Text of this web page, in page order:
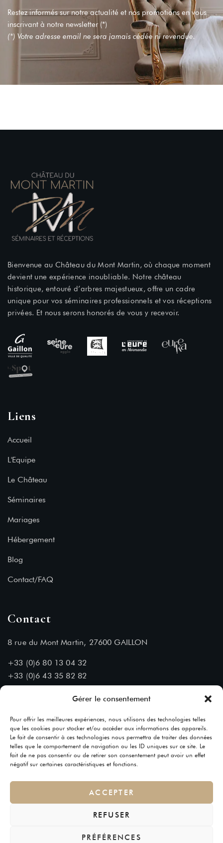
Gérer le consentement
Pour offrir les meilleures expériences, nous utilisons des technologies telles
que les cookies pour stocker et/ou accéder aux informations des appareils.
Le fait de consentir à ces technologies nous permettra de traiter des données
telles que le comportement de navigation ou les ID uniques sur ce site. Le
fait de ne pas consentir ou de retirer son consentement peut avoir un effet
négatif sur certaines caractéristiques et fonctions.
ACCEPTER
REFUSER
PRÉFÉRENCES
Restez informés sur notre actualité et nos promotions en vous
inscrivant à notre newsletter (*)
(*) Votre adresse email ne sera jamais cédée ni revendue.
Bienvenue au Château du Mont Martin, où chaque moment
devient une expérience inoubliable. Notre château
historique, entouré d’arbres majestueux, offre un cadre
unique pour vos séminaires professionnels et vos réceptions
privées. Et nous serons honorés de vous y recevoir.
Liens
Accueil
L'Equipe
Le Château
Séminaires
Mariages
Hébergement
Blog
Contact/FAQ
Contact
8 rue du Mont Martin, 27600 GAILLON
+33 (0)6 80 13 04 32
+33 (0)6 43 35 82 82
Suivez-nous
Copyright © 2025 Château du Mont Martin – Tous droits
Un site Gimme Social Web